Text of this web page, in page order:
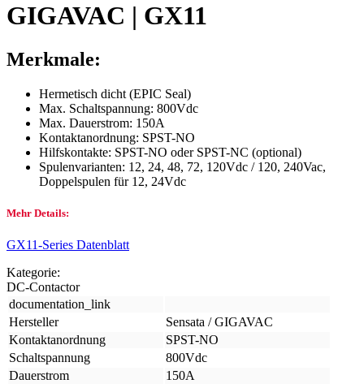
GIGAVAC | GX11
Merkmale:
Hermetisch dicht (EPIC Seal)
Max. Schaltspannung: 800Vdc
Max. Dauerstrom: 150A
Kontaktanordnung: SPST-NO
Hilfskontakte: SPST-NO oder SPST-NC (optional)
Spulenvarianten: 12, 24, 48, 72, 120Vdc / 120, 240Vac,
Doppelspulen für 12, 24Vdc
Mehr Details:
GX11-Series Datenblatt
Kategorie:
DC-Contactor
documentation_link
Hersteller
Sensata / GIGAVAC
Kontaktanordnung
SPST-NO
Schaltspannung
800Vdc
Dauerstrom
150A